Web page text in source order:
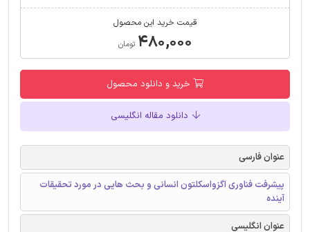
قیمت خرید این محصول
۴۸۰,۰۰۰ تومان
خرید و دانلود محصول
دانلود مقاله انگلیسی
عنوان فارسی
پیشرفت فناوری اگزواسکلتون انسانی و بحث هایی در مورد تحقیقات
آینده
عنوان انگلیسی